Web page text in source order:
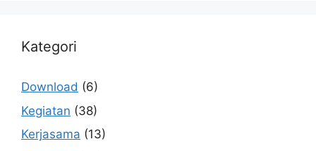
Kategori
Download (6)
Kegiatan (38)
Kerjasama (13)